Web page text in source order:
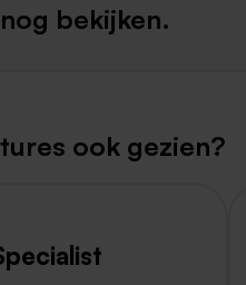
bekijken.
ook gezien?